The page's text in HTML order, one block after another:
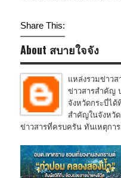
Share This:
About สบายใจจัง
แหล่งรวมข่าว
ข่าวสารสำคัญ
จังหวัดกระบี่ได้
สำคัญในจังหวั
ข่าวสารที่ครบครัน ทันเหตุกา